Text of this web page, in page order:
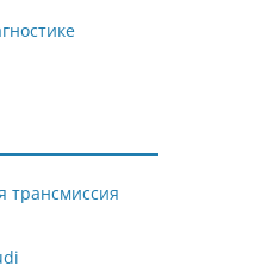
трансмиссия